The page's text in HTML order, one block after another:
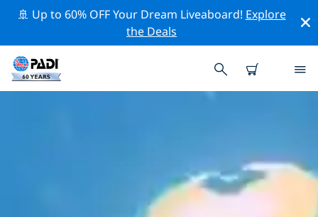
🚢 Up to 60% OFF Your Dream Liveaboard! Explore
the Deals